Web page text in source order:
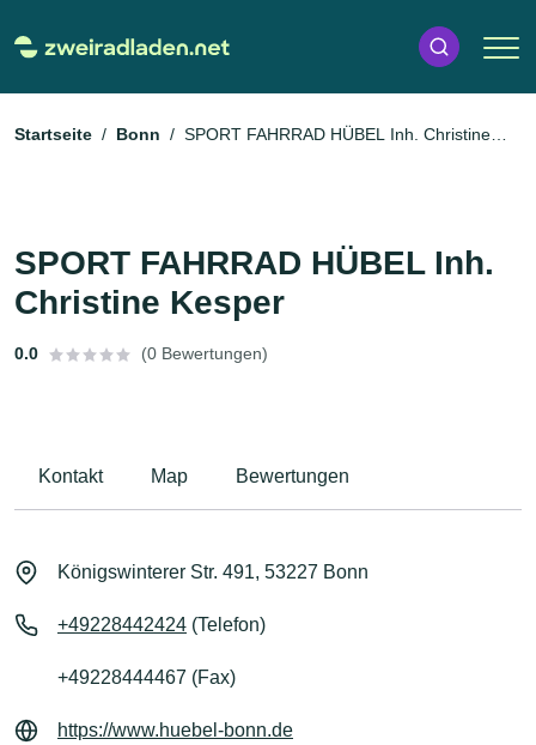
Startseite Bonn
SPORT FAHRRAD HÜBEL Inh. Christine
SPORT FAHRRAD HÜBEL Inh.
Christine Kesper
0.0 (0 Bewertungen)
Kontakt Map Bewertungen
Königswinterer Str. 491, 53227 Bonn
+49228442424 (Telefon)
+49228444467 (Fax)
https://www.huebel-bonn.de